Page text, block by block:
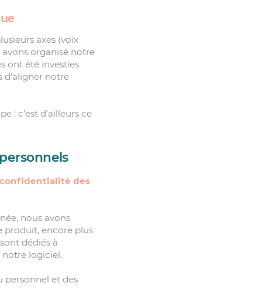
axes (voix
avons organisé notre
ont été investies
d’aligner notre
: c’est d’ailleurs ce
des
nous avons
produit, encore plus
dédiés à
notre logiciel.
personnel et des